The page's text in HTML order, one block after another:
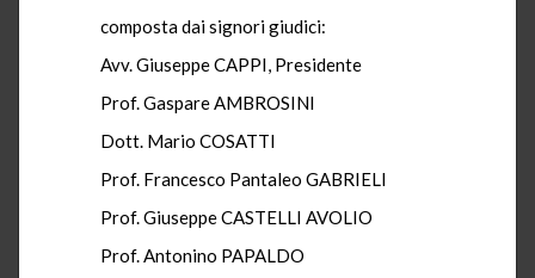
composta dai signori giudici:
Avv. Giuseppe CAPPI, Presidente
Prof. Gaspare AMBROSINI
Dott. Mario COSATTI
Prof. Francesco Pantaleo GABRIELI
Prof. Giuseppe CASTELLI AVOLIO
Prof. Antonino PAPALDO